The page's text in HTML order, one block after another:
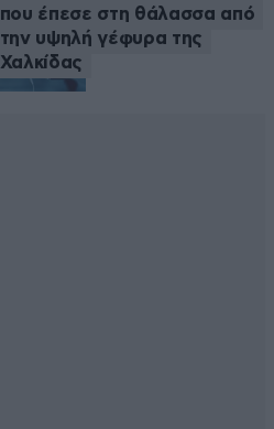
που έπεσε στη θάλασσα από
την υψηλή γέφυρα της
Χαλκίδας